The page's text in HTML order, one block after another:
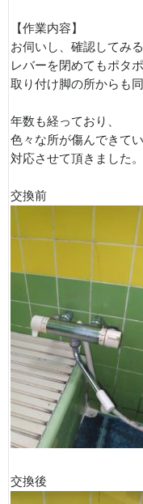
【作業内容】
お伺いし、確認してみ
レバーを閉めてもポタ
取り付け脚の所からも
年数も経っており、
色々な所が傷んできて
対応させて頂きました。
交換前
交換後